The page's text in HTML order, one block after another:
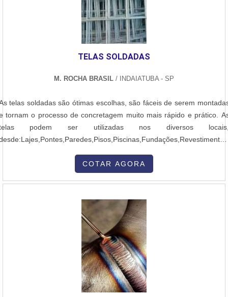
TELAS SOLDADAS
M. ROCHA BRASIL / INDAIATUBA - SP
telas soldadas são ótimas escolhas, são fáceis de serem
tornam o processo de concretagem muito mais rápido e prático.
podem ser utilizadas nos diversos
especializadas e que conheçam profundamente
Conheça mais sobre as telas Uma das mudanças
COTAR AGORA